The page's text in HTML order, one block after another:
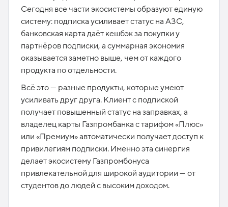
Сегодня все части экосистемы образуют единую
систему: подписка усиливает статус на АЗС,
банковская карта даёт кешбэк за покупки у
партнёров подписки, а суммарная экономия
оказывается заметно выше, чем от каждого
продукта по отдельности.
Всё это — разные продукты, которые умеют
усиливать друг друга. Клиент с подпиской
получает повышенный статус на заправках, а
владелец карты Газпромбанка с тарифом «Плюс»
или «Премиум» автоматически получает доступ к
привилегиям подписки. Именно эта синергия
делает экосистему Газпромбонуса
привлекательной для широкой аудитории — от
студентов до людей с высоким доходом.​